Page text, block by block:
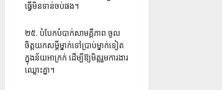
ធ្វើមិនទាន់ចប់ផង។
២៥. បំបែកបំបាក់សាមគ្គីភាព ចូល
ចិត្តយកសម្តីម្នាក់ទៅប្រាប់ម្នាក់ទៀត
ក្នុងន័យអាក្រក់ ដើម្បីឱ្យមិត្តរួមការងារ
ឈ្លោះគ្នា។